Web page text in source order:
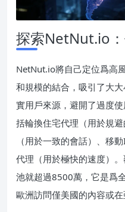
探索NetNut.io
NetNut.io將自己定位爲高
和規模的結合，吸引了大
實用戶來源，避開了過度
括輪換住宅代理（用於規
（用於一致的會話）、移
代理（用於極快的速度）
池就超過8500萬，它是爲
歐洲訪問僅美國的內容或在